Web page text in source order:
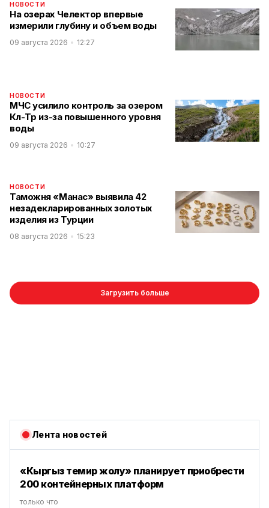
НОВОСТИ
На озерах Челектор впервые
измерили глубину и объем воды
09 августа 2026 12:27
НОВОСТИ
МЧС усилило контроль за озером
Көл-Төр из-за повышенного уровня
воды
09 августа 2026 10:27
НОВОСТИ
Таможня «Манас» выявила 42
незадекларированных золотых
изделия из Турции
08 августа 2026 15:23
Загрузить больше
Лента новостей
«Кыргыз темир жолу» планирует приобрести
200 контейнерных платформ
только что